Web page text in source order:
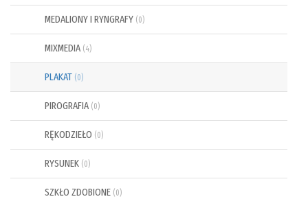
MEDALIONY I RYNGRAFY (0)
MIXMEDIA (4)
PLAKAT (0)
PIROGRAFIA (0)
RĘKODZIEŁO (0)
RYSUNEK (0)
SZKŁO ZDOBIONE (0)